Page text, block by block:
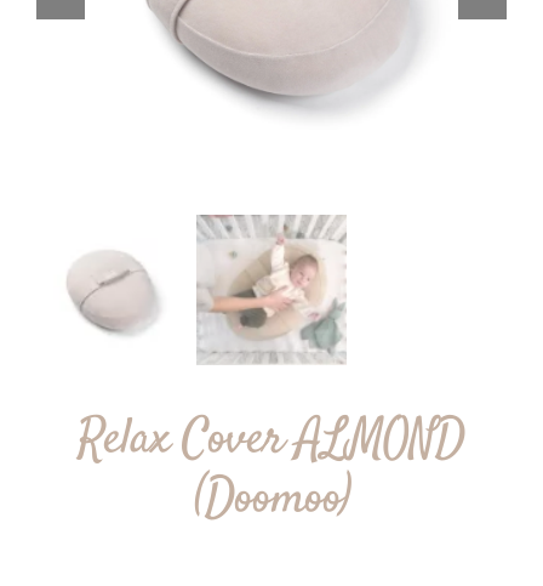
Relax Cover ALMOND
(Doomoo)